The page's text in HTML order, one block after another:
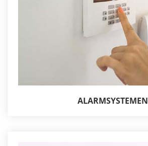
ALARMSYSTEMEN